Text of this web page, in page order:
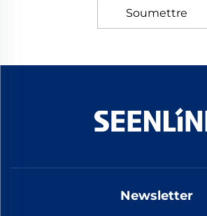
Soumettre
Newsletter